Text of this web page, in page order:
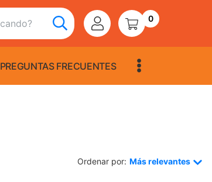
0
PREGUNTAS FRECUENTES
Ordenar por: Más relevantes